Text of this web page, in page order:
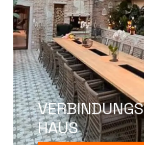
VERBINDUNGS
HAUS